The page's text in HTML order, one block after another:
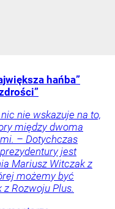
hańba”
nie wskazuje na to,
między dwoma
– Dotychczas
jest
Mariusz Witczak z
możemy być
Rozwoju Plus.